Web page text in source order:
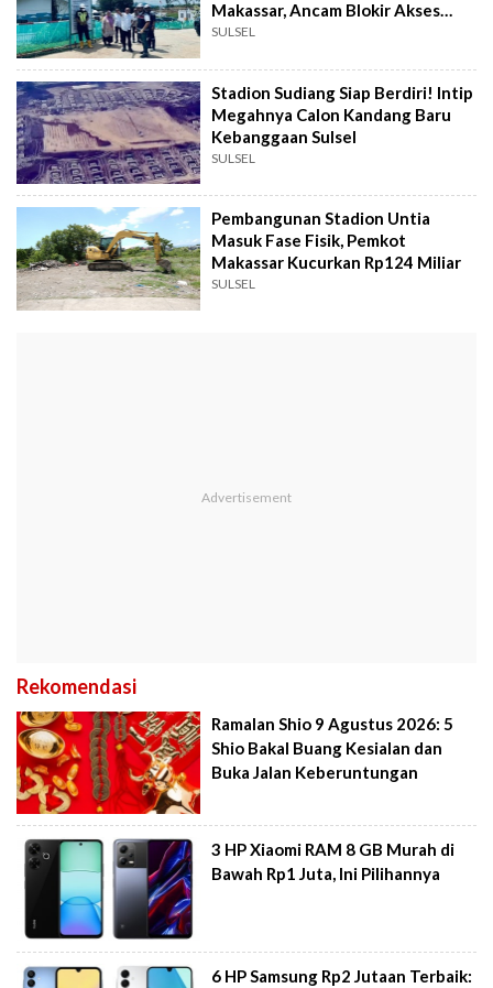
Makassar, Ancam Blokir Akses
Pekerja
SULSEL
Stadion Sudiang Siap Berdiri! Intip
Megahnya Calon Kandang Baru
Kebanggaan Sulsel
SULSEL
Pembangunan Stadion Untia
Masuk Fase Fisik, Pemkot
Makassar Kucurkan Rp124 Miliar
SULSEL
Rekomendasi
Ramalan Shio 9 Agustus 2026: 5
Shio Bakal Buang Kesialan dan
Buka Jalan Keberuntungan
3 HP Xiaomi RAM 8 GB Murah di
Bawah Rp1 Juta, Ini Pilihannya
6 HP Samsung Rp2 Jutaan Terbaik: